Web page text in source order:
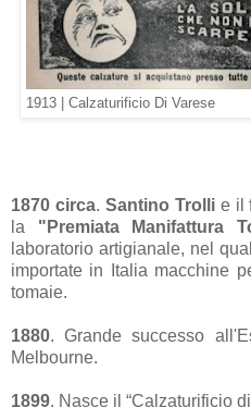
1913 | Calzaturificio Di Varese
1870 circa. Santino Trollie il
la "Premiata Manifattura
laboratorio artigianale, nel
importate in Italia macchine
tomaie.
1880. Grande successo
Melbourne.
1899. Nasce il “Calzaturificio